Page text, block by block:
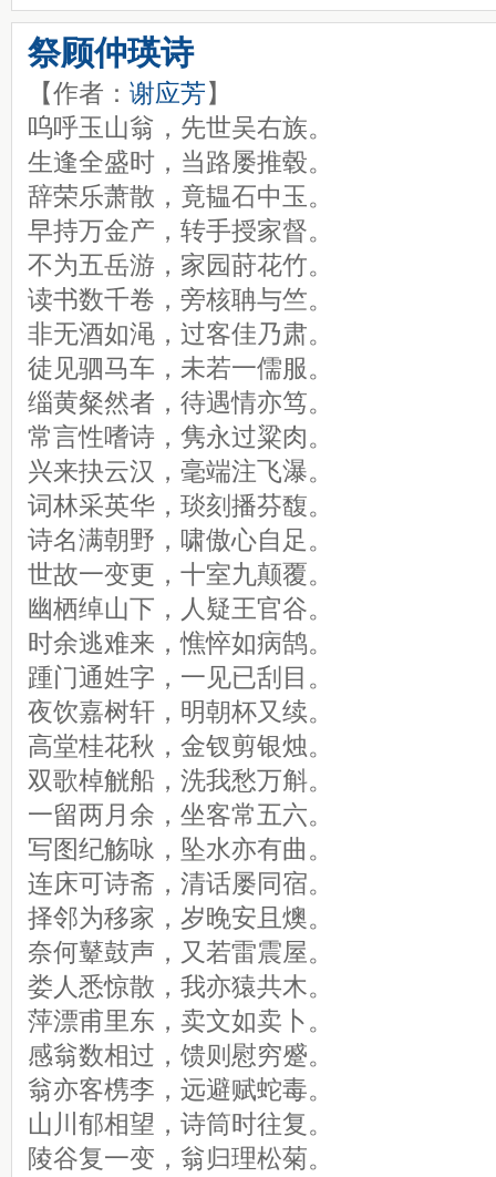
祭顾仲瑛诗
【作者： 谢应芳 】
呜呼玉山翁，先世吴右族。
生逢全盛时，当路屡推毂。
辞荣乐萧散，竟韫石中玉。
早持万金产，转手授家督。
不为五岳游，家园莳花竹。
读书数千卷，旁核聃与竺。
非无酒如渑，过客佳乃肃。
徒见驷马车，未若一儒服。
缁黄粲然者，待遇情亦笃。
常言性嗜诗，隽永过粱肉。
兴来抉云汉，毫端注飞瀑。
词林采英华，琰刻播芬馥。
诗名满朝野，啸傲心自足。
世故一变更，十室九颠覆。
幽栖绰山下，人疑王官谷。
时余逃难来，憔悴如病鹄。
踵门通姓字，一见已刮目。
夜饮嘉树轩，明朝杯又续。
高堂桂花秋，金钗剪银烛。
双歌棹觥船，洗我愁万斛。
一留两月余，坐客常五六。
写图纪觞咏，坠水亦有曲。
连床可诗斋，清话屡同宿。
择邻为移家，岁晚安且燠。
奈何鼙鼓声，又若雷震屋。
娄人悉惊散，我亦猿共木。
萍漂甫里东，卖文如卖卜。
感翁数相过，馈则慰穷蹙。
翁亦客槜李，远避赋蛇毒。
山川郁相望，诗筒时往复。
陵谷复一变，翁归理松菊。